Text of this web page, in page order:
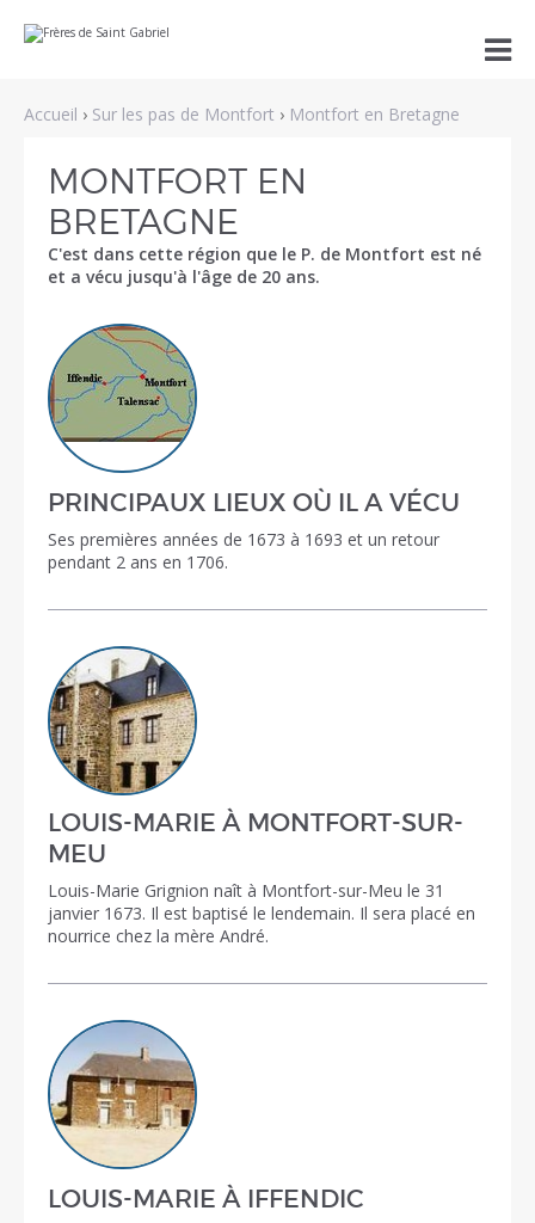
Aller
au
à
Outils
personnels

Accueil › Sur les pas de Montfort › Montfort en Bretagne
MONTFORT EN
BRETAGNE
C'est dans cette région que le P. de Montfort est né
et a vécu jusqu'à l'âge de 20 ans.
PRINCIPAUX LIEUX OÙ IL A VÉCU
Ses premières années de 1673 à 1693 et un retour
pendant 2 ans en 1706.
LOUIS-MARIE À MONTFORT-SUR-
MEU
Louis-Marie Grignion naît à Montfort-sur-Meu le 31
janvier 1673. Il est baptisé le lendemain. Il sera placé en
nourrice chez la mère André.
LOUIS-MARIE À IFFENDIC